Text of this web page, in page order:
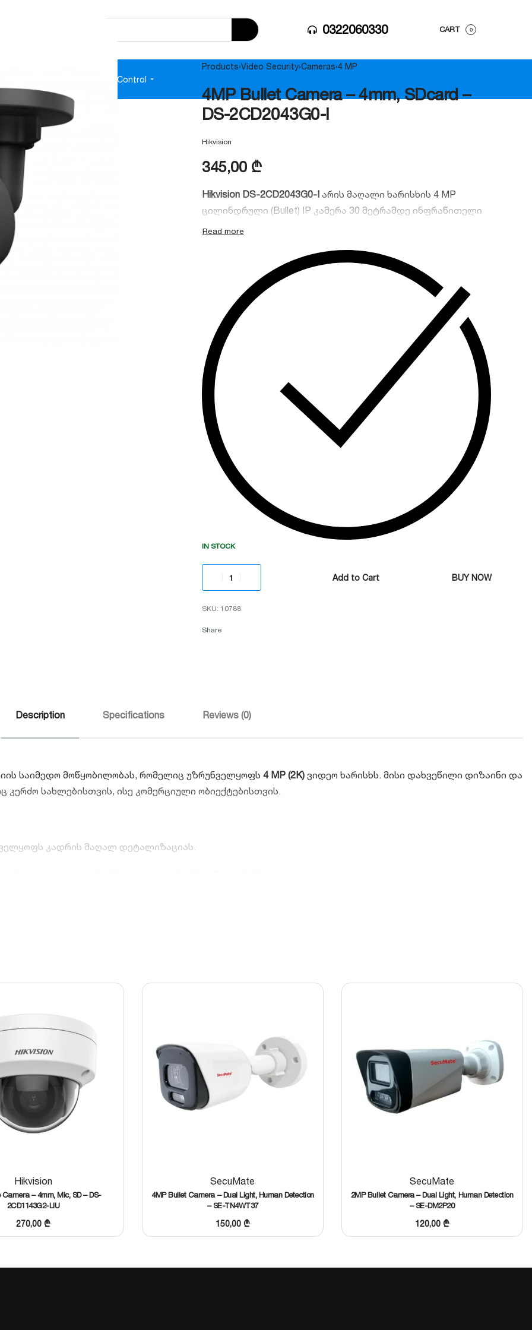
0322060330 CART 0
Access Control
Products›Video Security›Cameras›4 MP
4MP Bullet Camera – 4mm, SDcard –
DS-2CD2043G0-I
Hikvision
345,00 ₾
Hikvision DS-2CD2043G0-Iარის მაღალი ხარისხის 4 MP
ცილინდრული (Bullet) IP კამერა 30 მეტრამდე ინფრაწითელი
ღამის ხედვით. მოდელი აღჭურვილია 120 dB WDR
პერიმეტრის მონიტორინგისთვის ნებისმიერ ამინდში, IP67
დაცვის წყალობით.
IN STOCK
Add to Cart BUY NOW
10788
Share
Description Specifications Reviews (0)
საიმედო მოწყობილობას, რომელიც უზრუნველყოფს 4 MP (2K) ვიდეო ხარისხს. მისი დახვეწილი დიზაინი და
კერძო სახლებისთვის, ისე კომერციული ობიექტებისთვის.
კადრის მაღალ დეტალიზაციას.
შეჭრის დეტექციის ფუნქციები.
სლოტი 128 GB-მდე მხარდაჭერით.
და მტვრისგან.
კომბინაციაა
Hikvision
Camera – 4mm, Mic, SD – DS-
2CD1143G2-LIU
270,00₾
SecuMate
4MP Bullet Camera – Dual Light, Human Detection
– SE-TN4WT37
150,00 ₾
SecuMate
2MP Bullet Camera – Dual Light, Human Detection
– SE-DM2P20
120,00 ₾